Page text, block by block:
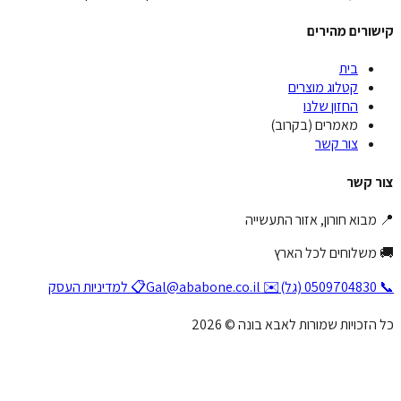
מהירים
בית
קטלוג מוצרים
החזון שלנו
מאמרים (בקרוב)
צור קשר
קשר
חורון, אזור התעשייה
משלוחים לכל הארץ
✉️ Gal@ababone.co.il
📋 למדיניות העסק
שמורות לאבא בונה © 2026